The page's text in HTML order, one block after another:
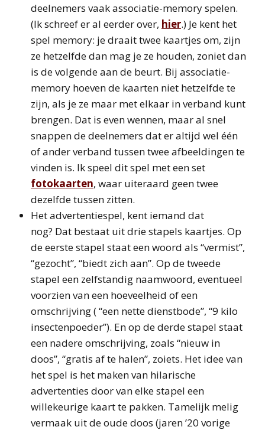
deelnemers vaak associatie-memory spelen.
(Ik schreef er al eerder over, hier.) Je kent het
spel memory: je draait twee kaartjes om, zijn
ze hetzelfde dan mag je ze houden, zoniet dan
is de volgende aan de beurt. Bij associatie-
memory hoeven de kaarten niet hetzelfde te
zijn, als je ze maar met elkaar in verband kunt
brengen. Dat is even wennen, maar al snel
snappen de deelnemers dat er altijd wel één
of ander verband tussen twee afbeeldingen te
vinden is. Ik speel dit spel met een set
fotokaarten, waar uiteraard geen twee
dezelfde tussen zitten.
Het advertentiespel, kent iemand dat
nog? Dat bestaat uit drie stapels kaartjes. Op
de eerste stapel staat een woord als “vermist”,
“gezocht”, “biedt zich aan”. Op de tweede
stapel een zelfstandig naamwoord, eventueel
voorzien van een hoeveelheid of een
omschrijving ( “een nette dienstbode”, “9 kilo
insectenpoeder”). En op de derde stapel staat
een nadere omschrijving, zoals “nieuw in
doos”, “gratis af te halen”, zoiets. Het idee van
het spel is het maken van hilarische
advertenties door van elke stapel een
willekeurige kaart te pakken. Tamelijk melig
vermaak uit de oude doos (jaren ’20 vorige